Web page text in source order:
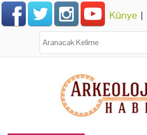
Künye |